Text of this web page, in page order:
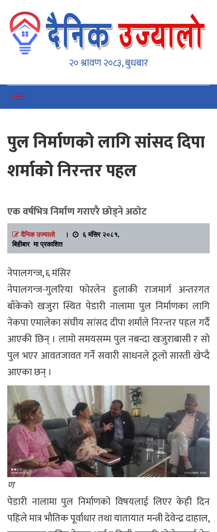
Dainikujyaalo
२० श्रावण २०८३, बुधबार
पुल निर्माणको लागि सांसद दिपा
शर्माको निरन्तर पहल
एक वर्षभित्र निर्माण गराएरै छोड्ने अठोट
दैनिक उज्यालो।
६ मंसिर २०८१,
बिहीबार मा प्रकाशित
नेपालगन्ज, ६ मंसिर
नेपालगन्ज-गुलरिया फोरलेन हुलाकी राजमार्ग अन्तरगत
बाँकेको खजुरा स्थित पेडारी नालामा पुल निर्माणका लागि
नेकपा एमालेका संघीय सांसद दीपा शर्माले निरन्तर पहल गर्दै
आएकी छिन् । लामो समयसम्म पुल नबन्दा खजुराबासी र सो
पुल भएर आवतजावत गर्ने सवारी साधनले ठूलो सास्ती खेप्दै
आएका छन् ।
ण
पेडारी नालामा पुल निर्माणको विषयलाई लिएर केही दिन
पहिले मात्र भौतिक पूर्वाधार तथा यातायात मन्त्री देवेन्द्र दाहाल,